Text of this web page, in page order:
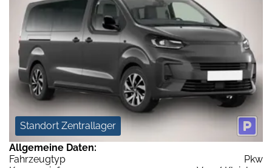
Standort Zentrallager
Allgemeine Daten:
Fahrzeugtyp
Pkw